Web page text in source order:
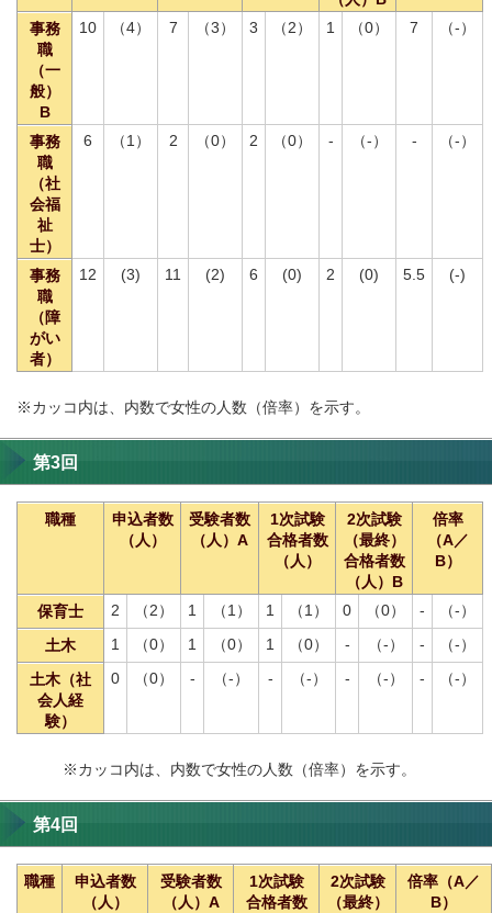
事務
職
（一
般）
B
10 （4） 7 （3） 3 （2） 1 （0） 7 （-）
事務
職
（社
会福
祉
士）
6 （1） 2 （0） 2 （0） - （-） - （-）
事務
職
（障
がい
者）
12 (3) 11 (2) 6 (0) 2 (0) 5.5 (-)
※カッコ内は、内数で女性の人数（倍率）を示す。
第3回
職種
申込者数
（人）
受験者数
（人）A
1次試験
合格者数
（人）
2次試験
（最終）
合格者数
（人）B
倍率
（A／
B）
保育士 2 （2） 1 （1） 1 （1） 0 （0） - （-）
土木 1 （0） 1 （0） 1 （0） - （-） - （-）
土木（社
会人経
験）
0 （0） - （-） - （-） - （-） - （-）
※カッコ内は、内数で女性の人数（倍率）を示す。
第4回
職種
申込者数
（人）
受験者数
（人）A
1次試験
合格者数
2次試験
（最終）
倍率（A／
B）